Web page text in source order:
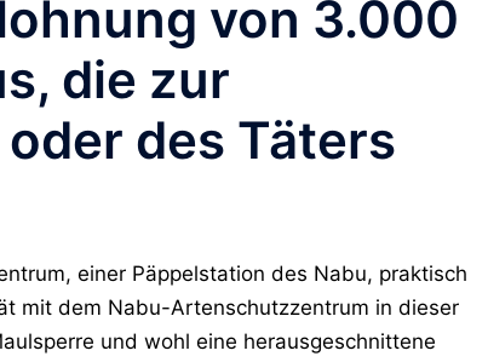
von 3.000
die zur
des Täters
einer Päppelstation des Nabu, praktisch
mit dem Nabu-Artenschutzzentrum in dieser
und wohl eine herausgeschnittene